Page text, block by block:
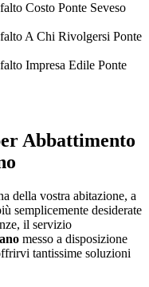
Costo Ponte Seveso
A Chi Rivolgersi Ponte
Impresa Edile Ponte
Abbattimento
della vostra abitazione, a
semplicemente desiderate
il servizio
messo a disposizione
tantissime soluzioni